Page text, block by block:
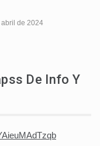
de 2024
De Info Y